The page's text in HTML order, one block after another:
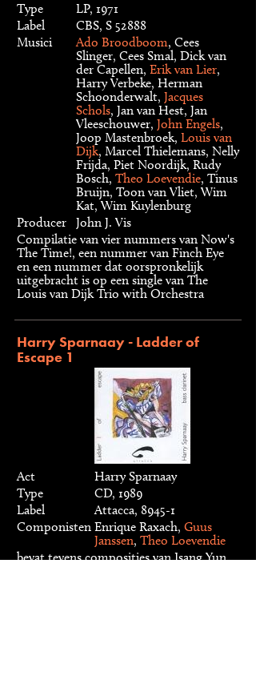
Type
LP, 1971
Label
CBS, S 52888
Musici
Ado Broodboom, Cees
Slinger, Cees Smal, Dick van
der Capellen, Erik van Lier,
Harry Verbeke, Herman
Schoonderwalt, Jacques
Schols, Jan van Hest, Jan
Vleeschouwer, John Engels,
Joop Mastenbroek, Louis van
Dijk, Marcel Thielemans, Nelly
Frijda, Piet Noordijk, Rudy
Bosch, Theo Loevendie, Tinus
Bruijn, Toon van Vliet, Wim
Kat, Wim Kuylenburg
Producer
John J. Vis
Compilatie van vier nummers van Now's
The Time!, een nummer van Finch Eye
en een nummer dat oorspronkelijk
uitgebracht is op een single van The
Louis van Dijk Trio with Orchestra
Harry Sparnaay - Ladder of
Escape 1
Act
Harry Sparnaay
Type
CD, 1989
Label
Attacca, 8945-1
Componisten Enrique Raxach, Guus
Janssen, Theo Loevendie
bevat tevens composities van Isang Yun,